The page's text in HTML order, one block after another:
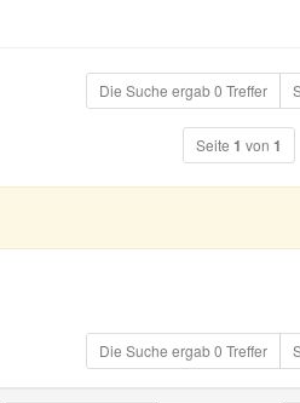
Die Suche ergab 0 Treffer
Seite 1 von 1
Die Suche ergab 0 Treffer